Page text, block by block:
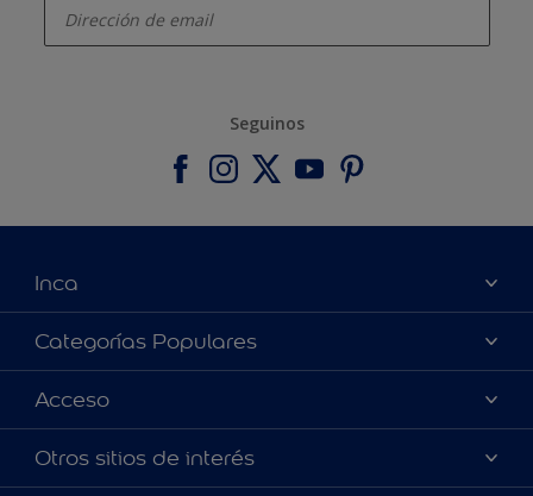
Seguinos
Inca
Acerca de Inca
Contactanos
Encontrá un distribuidor Inca
Categorías Populares
Colores
Productos
Inspiración
Acceso
Accesibilidad
Precisión del color
Otros sitios de interés